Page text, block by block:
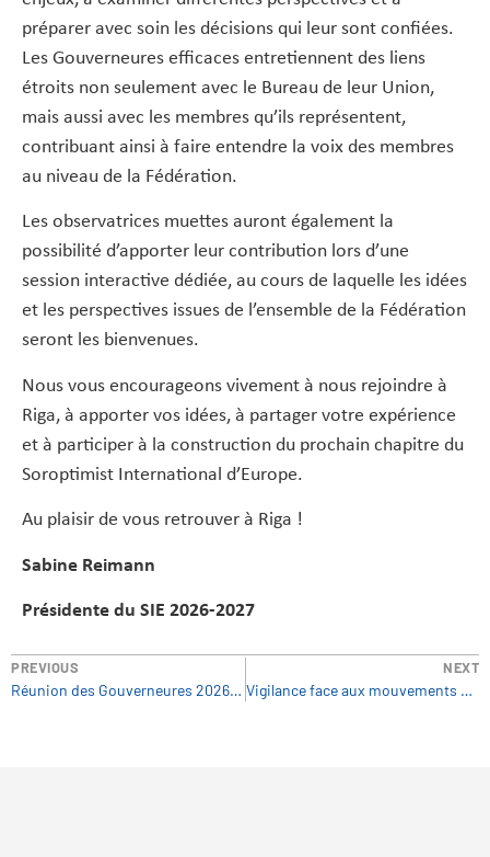
préparer avec soin les décisions qui leur sont confiées.
Les Gouverneures efficaces entretiennent des liens
étroits non seulement avec le Bureau de leur Union,
mais aussi avec les membres qu’ils représentent,
contribuant ainsi à faire entendre la voix des membres
au niveau de la Fédération.
Les observatrices muettes auront également la
possibilité d’apporter leur contribution lors d’une
session interactive dédiée, au cours de laquelle les idées
et les perspectives issues de l’ensemble de la Fédération
seront les bienvenues.
Nous vous encourageons vivement à nous rejoindre à
Riga, à apporter vos idées, à partager votre expérience
et à participer à la construction du prochain chapitre du
Soroptimist International d’Europe.
Au plaisir de vous retrouver à Riga !
Sabine Reimann
Présidente du SIE 2026-2027
PREVIOUS
Réunion des Gouverneures 2026 Inscription pour les observatrices muettes
NEXT
Vigilance face aux mouvements anti-droits